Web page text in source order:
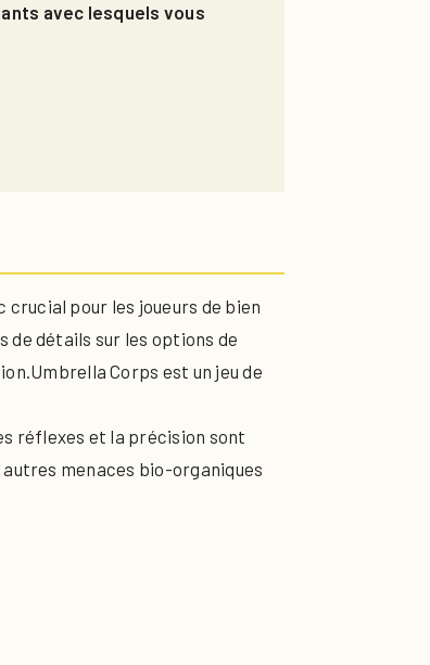
avec lesquels vous
crucial pour les joueurs de bien
de détails sur les options de
Corps est un jeu de
réflexes et la précision sont
menaces bio-organiques